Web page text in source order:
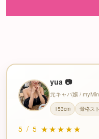
yua 📷
元キャバ嬢 /
153cm 骨格ス
5 / 5 ★★★★★